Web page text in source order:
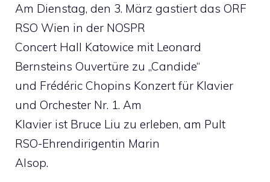
Am Dienstag, den 3. März gastiert das ORF
RSO Wien in der NOSPR
Concert Hall Katowice mit Leonard
Bernsteins Ouvertüre zu „Candide“
und Frédéric Chopins Konzert für Klavier
und Orchester Nr. 1. Am
Klavier ist Bruce Liu zu erleben, am Pult
RSO-Ehrendirigentin Marin
Alsop.